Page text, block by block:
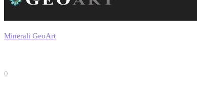
0
Minerali GeoArt